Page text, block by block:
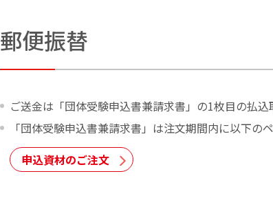
郵便振替
ご送金は「団体受験申込書兼請求書」の1枚目の払込
「団体受験申込書兼請求書」は注文期間内に以下の
申込資材のご注文